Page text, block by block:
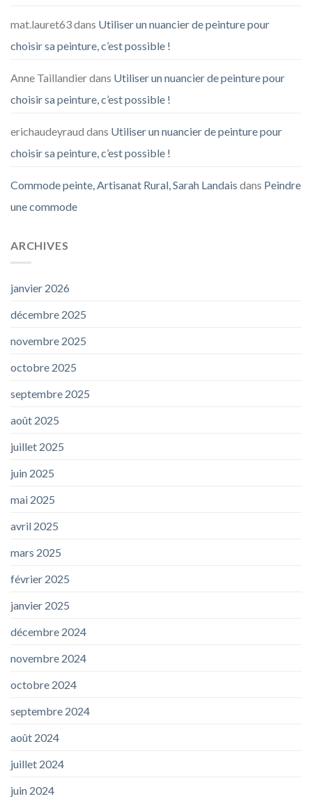
mat.lauret63dans Utiliser un nuancier de peinture pour
choisir sa peinture, c’est possible !
Anne Taillandierdans Utiliser un nuancier de peinture pour
choisir sa peinture, c’est possible !
erichaudeyraud dans Utiliser un nuancier de peinture pour
choisir sa peinture, c’est possible !
Commode peinte, Artisanat Rural, Sarah Landais dans Peindre
une commode
ARCHIVES
janvier 2026
décembre 2025
novembre 2025
octobre 2025
septembre 2025
août 2025
juillet 2025
juin 2025
mai 2025
avril 2025
mars 2025
février 2025
janvier 2025
décembre 2024
novembre 2024
octobre 2024
septembre 2024
août 2024
juillet 2024
juin 2024